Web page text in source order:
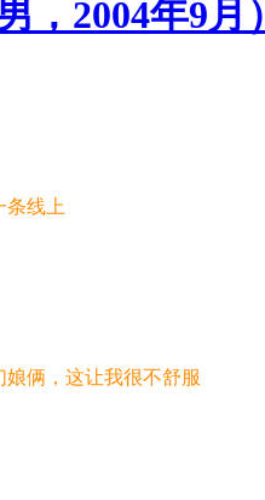
，2004年9月）
条线上
俩，这让我很不舒服